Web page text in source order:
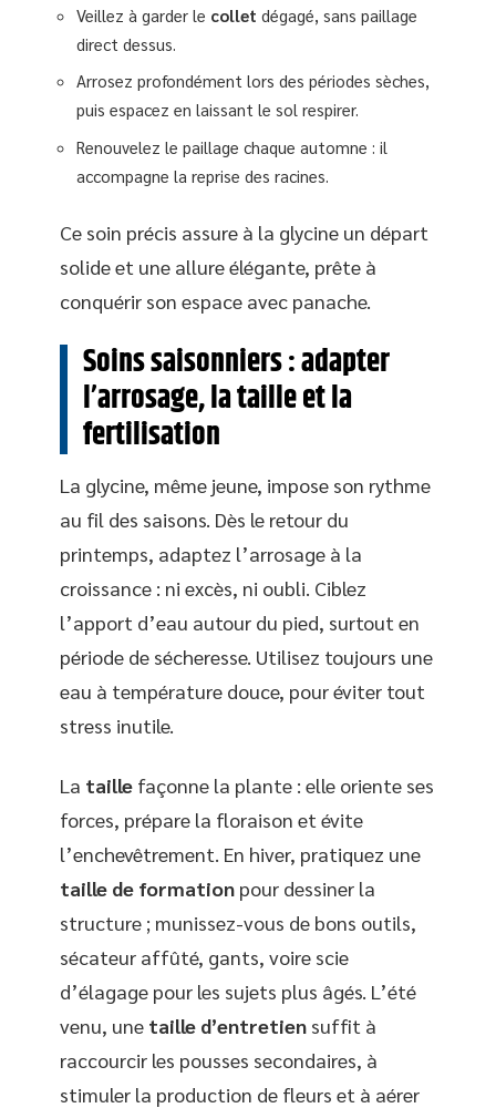
Veillez à garder le collet dégagé, sans paillage
direct dessus.
Arrosez profondément lors des périodes sèches,
puis espacez en laissant le sol respirer.
Renouvelez le paillage chaque automne : il
accompagne la reprise des racines.
Ce soin précis assure à la glycine un départ
solide et une allure élégante, prête à
conquérir son espace avec panache.
Soins saisonniers : adapter
l’arrosage, la taille et la
fertilisation
La glycine, même jeune, impose son rythme
au fil des saisons. Dès le retour du
printemps, adaptez l’arrosage à la
croissance : ni excès, ni oubli. Ciblez
l’apport d’eau autour du pied, surtout en
période de sécheresse. Utilisez toujours une
eau à température douce, pour éviter tout
stress inutile.
La taille façonne la plante : elle oriente ses
forces, prépare la floraison et évite
l’enchevêtrement. En hiver, pratiquez une
taille de formation pour dessiner la
structure ; munissez-vous de bons outils,
sécateur affûté, gants, voire scie
d’élagage pour les sujets plus âgés. L’été
venu, une taille d’entretien suffit à
raccourcir les pousses secondaires, à
stimuler la production de fleurs et à aérer